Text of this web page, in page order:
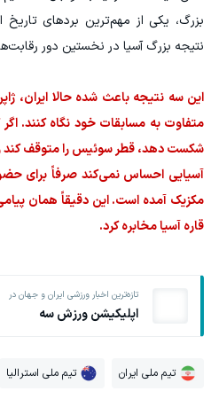
بزرگ، یکی از مهم‌ترین بردهای
نتیجه بزرگ آسیا در نخستین دور
این سه نتیجه باعث شده حالا ایران،
متفاوت به مسابقات خود نگاه کنند.
شکست دهد، قطر سوئیس را متوقف کند و
آسیایی احساس نمی‌کند صرفاً برای
مکزیک آمده است. این دقیقاً همان
قاره آسیا مخابره کرد.
تازه‌ترین اخبار ورزشی ایران و جهان در
اپلیکیشن ورزش سه
تیم ملی ایران تیم ملی استرالیا